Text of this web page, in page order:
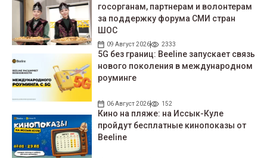
госорганам, партнерам и волонтерам
за поддержку форума СМИ стран
ШОС
09 Август 2026 2333
5G без границ: Beeline запускает связь
нового поколения в международном
роуминге
06 Август 2026 152
Кино на пляже: на Иссык-Куле
пройдут беcплатные кинопоказы от
Beeline